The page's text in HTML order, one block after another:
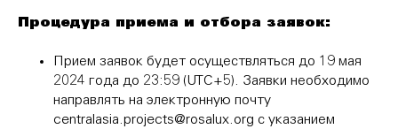
Процедура приема и отбора заявок:
Прием заявок будет осуществляться до 19 мая
2024 года до 23:59 (UTC+5). Заявки необходимо
направлять на электронную почту
centralasia.projects@rosalux.org с указанием